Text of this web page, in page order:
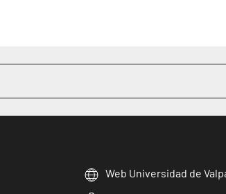
Web Universidad de